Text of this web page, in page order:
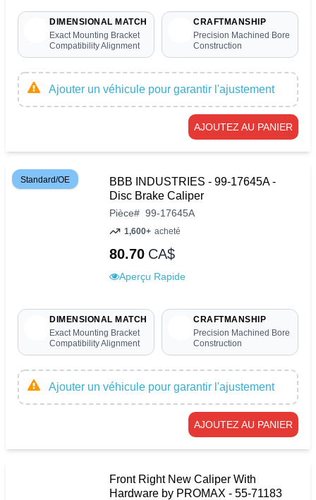
DIMENSIONAL MATCH
Exact Mounting Bracket
Compatibility Alignment
CRAFTMANSHIP
Precision Machined Bore
Construction
Ajouter un véhicule pour garantir l'ajustement
AJOUTEZ AU PANIER
Standard/OE
BBB INDUSTRIES - 99-17645A -
Disc Brake Caliper
Pièce# 99-17645A
1,600+ acheté
80.70 CA$
Aperçu Rapide
DIMENSIONAL MATCH
Exact Mounting Bracket
Compatibility Alignment
CRAFTMANSHIP
Precision Machined Bore
Construction
Ajouter un véhicule pour garantir l'ajustement
AJOUTEZ AU PANIER
Front Right New Caliper With
Hardware by PROMAX - 55-71183